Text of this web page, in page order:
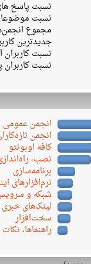
نسبت پاسخ
نسبت
مجموع
جدیدترین
نسبت کاربران
نسبت
انجمن عمومی
انجمن
کافه اوبونتو
نصب،
برنامه‌سازی
نرم‌افزارهای
شبکه و
لینک‌های خبری
سخت‌افزار
راهنماها،